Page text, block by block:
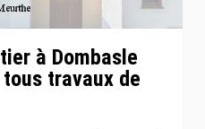
à Dombasle
travaux de